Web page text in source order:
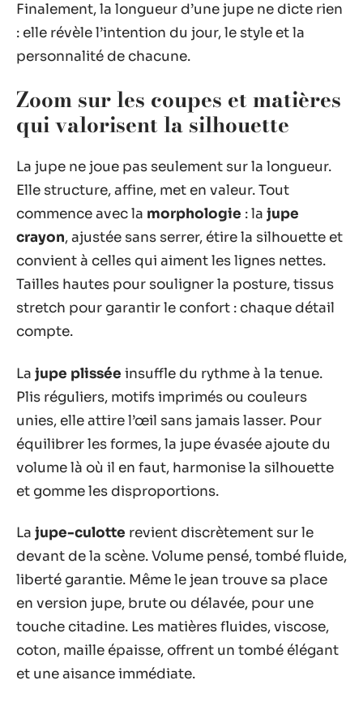
Finalement, la longueur d’une jupe ne dicte rien
: elle révèle l’intention du jour, le style et la
personnalité de chacune.
Zoom sur les coupes et matières
qui valorisent la silhouette
La jupe ne joue pas seulement sur la longueur.
Elle structure, affine, met en valeur. Tout
commence avec la morphologie : la jupe
crayon, ajustée sans serrer, étire la silhouette et
convient à celles qui aiment les lignes nettes.
Tailles hautes pour souligner la posture, tissus
stretch pour garantir le confort : chaque détail
compte.
La jupe plissée insuffle du rythme à la tenue.
Plis réguliers, motifs imprimés ou couleurs
unies, elle attire l’œil sans jamais lasser. Pour
équilibrer les formes, la jupe évasée ajoute du
volume là où il en faut, harmonise la silhouette
et gomme les disproportions.
La jupe-culotte revient discrètement sur le
devant de la scène. Volume pensé, tombé fluide,
liberté garantie. Même le jean trouve sa place
en version jupe, brute ou délavée, pour une
touche citadine. Les matières fluides, viscose,
coton, maille épaisse, offrent un tombé élégant
et une aisance immédiate.